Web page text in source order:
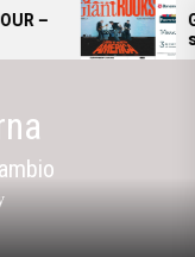
Giant
se convierte
alternativo